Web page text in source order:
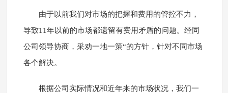
由于以前我们对市场的把握和费用的管控不力，
导致11年以前的市场都遗留有费用矛盾的问题。经同
公司领导协商，采劝一地一策“的方针，针对不同市场
各个解决。
根据公司实际情况和近年来的市场状况，我们一